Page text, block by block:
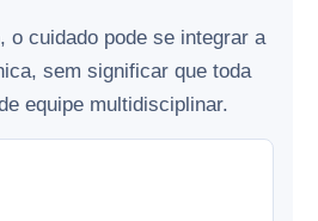
o cuidado pode se integrar a
sem significar que toda
equipe multidisciplinar.